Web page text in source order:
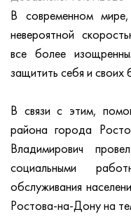
В современном
невероятной
все более
защитить себя и своих
В связи с этим,
района города
Владимирович
социальными
обслуживания
Ростова-на-Дону на